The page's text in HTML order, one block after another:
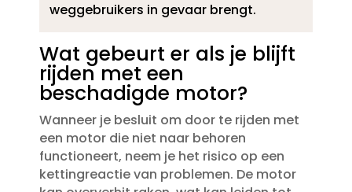
weggebruikers in gevaar brengt.​
Wat gebeurt er als je blijft
rijden met een
beschadigde motor?
Wanneer je besluit om door te rijden met
een motor die niet naar behoren
functioneert, neem je het risico op een
kettingreactie van problemen.​ De motor